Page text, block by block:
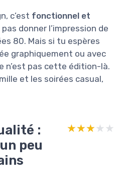
c’est fonctionnel et
donner l’impression de
80. Mais si tu espères
graphiquement ou avec
n’est pas cette édition-là.
et les soirées casual,
:
peu
★★★★★
★★★★★